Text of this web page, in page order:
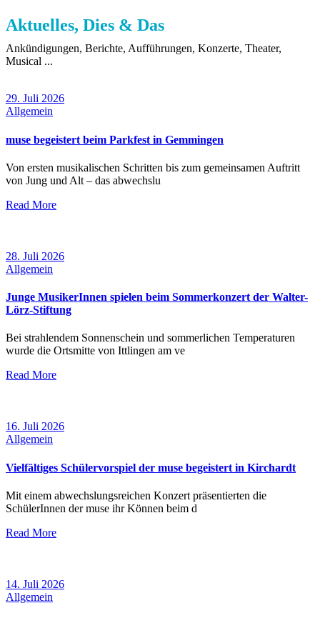
Aktuelles, Dies & Das
Ankündigungen, Berichte, Aufführungen, Konzerte, Theater,
Musical ...
29. Juli 2026
Allgemein
muse begeistert beim Parkfest in Gemmingen
Von ersten musikalischen Schritten bis zum gemeinsamen Auftritt
von Jung und Alt – das abwechslu
Read More
28. Juli 2026
Allgemein
Junge MusikerInnen spielen beim Sommerkonzert der Walter-
Lörz-Stiftung
Bei strahlendem Sonnenschein und sommerlichen Temperaturen
wurde die Ortsmitte von Ittlingen am ve
Read More
16. Juli 2026
Allgemein
Vielfältiges Schülervorspiel der muse begeistert in Kirchardt
Mit einem abwechslungsreichen Konzert präsentierten die
SchülerInnen der muse ihr Können beim d
Read More
14. Juli 2026
Allgemein